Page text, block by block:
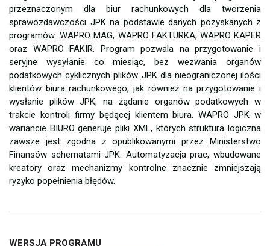
przeznaczonym dla biur rachunkowych dla tworzenia
sprawozdawczości JPK na podstawie danych pozyskanych z
programów: WAPRO MAG, WAPRO FAKTURKA, WAPRO KAPER
oraz WAPRO FAKIR. Program pozwala na przygotowanie i
seryjne wysyłanie co miesiąc, bez wezwania organów
podatkowych cyklicznych plików JPK dla nieograniczonej ilości
klientów biura rachunkowego, jak również na przygotowanie i
wysłanie plików JPK, na żądanie organów podatkowych w
trakcie kontroli firmy będącej klientem biura. WAPRO JPK w
wariancie BIURO generuje pliki XML, których struktura logiczna
zawsze jest zgodna z opublikowanymi przez Ministerstwo
Finansów schematami JPK. Automatyzacja prac, wbudowane
kreatory oraz mechanizmy kontrolne znacznie zmniejszają
ryzyko popełnienia błędów.
WERSJA PROGRAMU